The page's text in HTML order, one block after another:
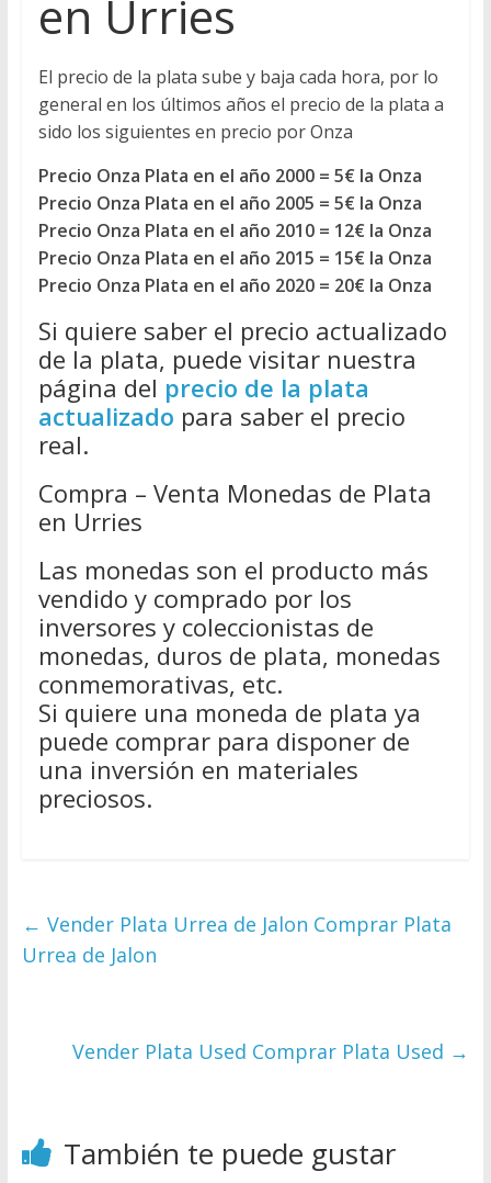
en Urries
El precio de la plata sube y baja cada hora, por lo
general en los últimos años el precio de la plata a
sido los siguientes en precio por Onza
Precio Onza Plata en el año 2000 = 5€ la Onza
Precio Onza Plata en el año 2005 = 5€ la Onza
Precio Onza Plata en el año 2010 = 12€ la Onza
Precio Onza Plata en el año 2015 = 15€ la Onza
Precio Onza Plata en el año 2020 = 20€ la Onza
Si quiere saber el precio actualizado
de la plata, puede visitar nuestra
página del precio de la plata
actualizado para saber el precio
real.
Compra – Venta Monedas de Plata
en Urries
Las monedas son el producto más
vendido y comprado por los
inversores y coleccionistas de
monedas, duros de plata, monedas
conmemorativas, etc.
Si quiere una moneda de plata ya
puede comprar para disponer de
una inversión en materiales
preciosos.
← Vender Plata Urrea de Jalon Comprar Plata
Urrea de Jalon
Vender Plata Used Comprar Plata Used →
También te puede gustar